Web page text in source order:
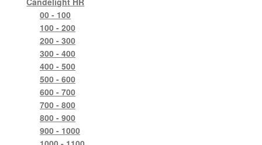
00 - 100
100 - 200
200 - 300
300 - 400
400 - 500
500 - 600
600 - 700
700 - 800
800 - 900
900 - 1000